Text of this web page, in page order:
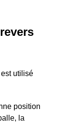
utilisé
position
la